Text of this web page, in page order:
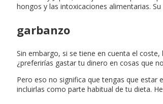
hongos y las intoxicaciones alimentarias.
garbanzo
Sin embargo, si se tiene en cuenta el
¿preferirías gastar tu dinero en cosas que
Pero eso no significa que tengas que estar
incluirlas como parte habitual de tu dieta.